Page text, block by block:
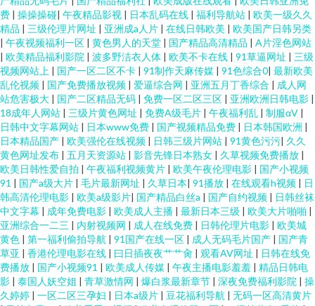
费 | 操操操碰| 午夜精品影视 | 日本乱码在线 | 福利导航站 | 欧美一级久久
精品 | 三级伦理片网址 | 亚洲成a人片 | 在线日韩欧美 | 欧美国产日韩另类
| 午夜视频福利一区 | 黄色男人的天堂 | 国产精品高清精品 | A片淫色网站
| 欧美精品福利影院 | 波多野洁衣人体 | 欧美不卡在线 | 91草逼网址 | 三级
视频网站上 | 国产一区二区不卡 | 91制作天麻传媒 | 91色综合0| 最新欧美
乱伦视频 | 国产免费播放视频 | 爱逼综合网 | 亚洲五月丁香综合 | 成人网
站危害极大 | 国产二区精品无码 | 免费一区二区三区 | 亚洲欧洲日韩电影 |
18成年人网站 | 三级片黄色网址 | 免费A级毛片 | 午夜福利乱 | 制服αV |
日韩中文字幕网站 | 日本www免费 | 国产视频精品免费 | 日本韩国欧洲 |
日本精品国产 | 欧美强伦在线视频 | 日韩三级片网站 | 91黄色污污| 久久
黄色网址发布 | 五月天资源站 | 影音先锋日本熟女 | 久草视频免费播放 |
欧美日韩性爱自拍 | 午夜福利视频黄片 | 欧美午夜伦理电影 | 国产小视频
91 | 国产a级大片 | 毛片最新网址 | 久草日本| 91播放 | 在线观看h视频 | 日
韩高清伦理电影 | 欧美a级影片| 国产精品白丝a | 国产自约视频 | 日韩丝袜
中文字幕 | 成年免费电影 | 欧美成人主播 | 最新日本三级 | 欧美大片啪啪 |
亚洲综合一二三 | 内射视频网 | 成人在线免费 | 日韩伦理片电影 | 欧美城
黄色 | 第一福利偷拍导航 | 91国产在线一区 | 成人无码毛片国产 | 国产青
草亚 | 香港伦理电影在线 | 曰日插夜夜艹艹肏 | 观看AV网址 | 日韩在线免
费播放 | 国产小视频91 | 欧美成人传媒 | 午夜主播电影羞羞 | 精品日韩电
影 | 泰国人妖空姐 | 青草激情网 | 爆白浆最新章节 | 深夜免费福利影院 | 操
久婷婷 | 一区二区三孕妇 | 日本a级片 | 豆花福利导航 | 无码一区高清黄片